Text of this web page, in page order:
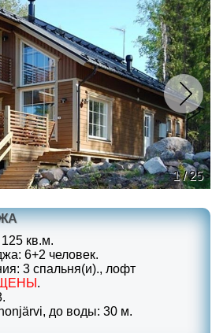
1 / 25
кв.м.
6+2 человек.
3 спальня(и)., лофт
.
до воды: 30 м.